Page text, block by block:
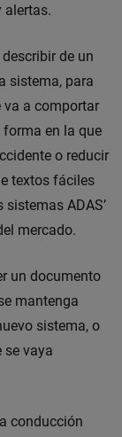
alertas.
de un
sistema, para
va a comportar
en la que
o reducir
textos fáciles
sistemas ADAS’
mercado.
un documento
mantenga
sistema, o
se vaya
conducción